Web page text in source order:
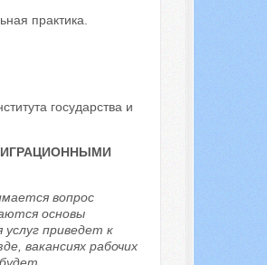
практика.
государства и
вопрос
основы
приведет к
вакансиях рабочих